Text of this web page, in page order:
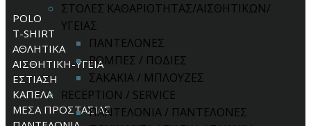
ΣΤΟΛΕΣ ΚΑΘΑΡΙΟΤΗΤΑΣ/ΑΙΣΘΗΤΙΚΩΝ/
ΥΓΕΙΑΣ
ΠΑΝΤΕΛΟΝΕΣ
ΡΟΜΠΕΣ / ΠΟΔΙΕΣ
ΣΑΚΑΚΙΑ / ΜΠΛΟΥΖΕΣ
RECEPTION / SERVICE
ΠΑΝΤΕΛΟΝΙΑ / ΠΑΝΤΕΛΟΝΕΣ
POLO
T-SHIRT
ΑΘΛΗΤΙΚΑ
ΑΙΣΘΗΤΙΚΗ-ΥΓΕΙΑ
ΕΣΤΙΑΣΗ
ΚΑΠΕΛΑ
ΜΕΣΑ ΠΡΟΣΤΑΣΙΑΣ